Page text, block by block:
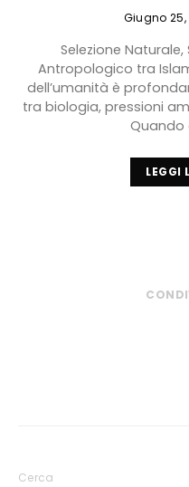
Giugno 25,
Selezione
Antropologico tra
dell’umanità è
tra biologia, pressioni
Quando
LEGGI
Cerca